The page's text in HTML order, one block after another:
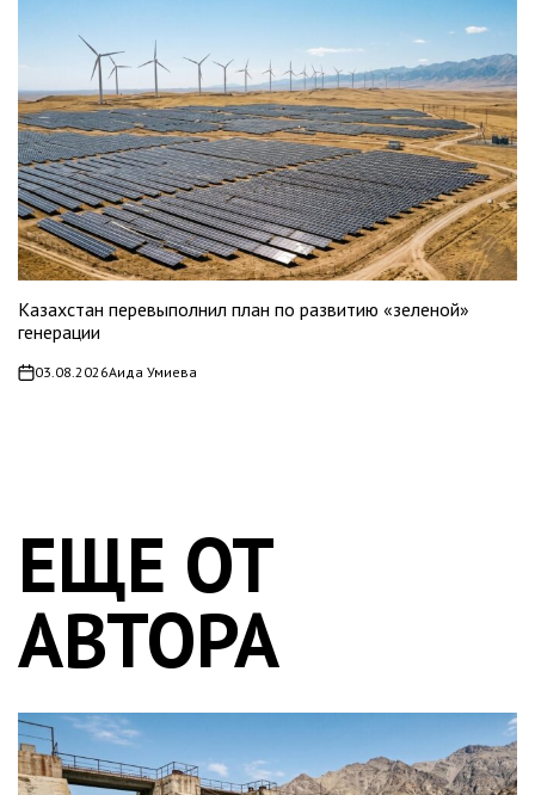
Казахстан перевыполнил план по развитию «зеленой»
генерации
on03.08.2026Аида Умиева
ЕЩЕ ОТ
АВТОРА